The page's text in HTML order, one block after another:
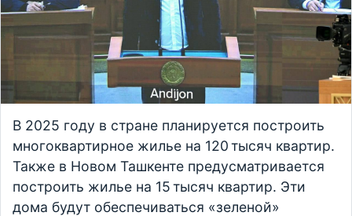
В 2025 году в стране планируется построить
многоквартирное жилье на 120 тысяч квартир.
Также в Новом Ташкенте предусматривается
построить жилье на 15 тысяч квартир. Эти
дома будут обеспечиваться «зеленой»